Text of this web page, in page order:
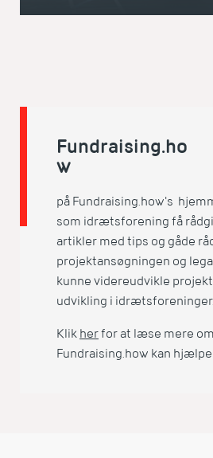
Fundraising.ho
w
på Fundraising.how's
som idrætsforening få
artikler med tips og gåde
projektansøgningen og
kunne videreudvikle
udvikling i idrætsforeninger.
Klikherfor at læse mere
Fundraising.how kan